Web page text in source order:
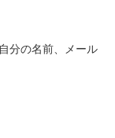
分の名前、メール